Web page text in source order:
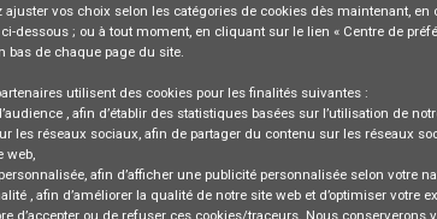
- CDD
MOURAD RAIS, PH, 16000
ajuster vos choix selon les catégories de cookies dès maintenant,
dessous ; ou à tout moment, en cliquant sur le lien « Centre de
bas de chaque page du site.
utilisent des cookies pour les finalités suivantes :
, afin d’établir des statistiques basées sur l’utilisation de
les réseaux sociaux, afin de partager du contenu sur les réseaux
web,
, afin d’afficher une publicité personnalisée selon votre
, afin d’améliorer la qualité de notre site web et d’optimiser votre